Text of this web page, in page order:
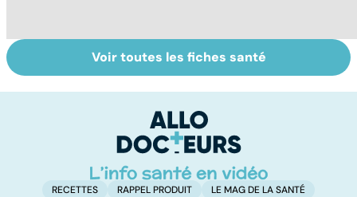
Tout savoir sur
les infections
Inflammation des
amygdales : que
d'angine ?
Voir toutes les fiches santé
RECETTES RAPPEL PRODUIT
LE MAG DE LA SANTÉ